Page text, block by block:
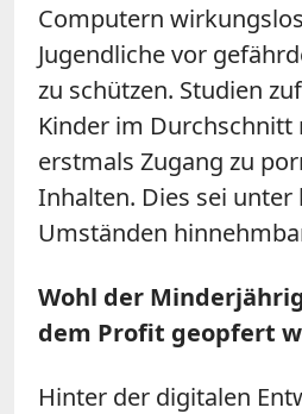
Computern
Jugendliche vor
zu schützen. Studien
Kinder im Durchschnitt
erstmals Zugang zu
Inhalten. Dies sei unter
Umständen
Wohl der
dem Profit geopfert
Hinter der digitalen